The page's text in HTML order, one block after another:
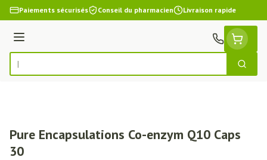
Aller au contenu
Paiements sécurisés Conseil du pharmacien Livraison rapide
Menu
Rechercher
Pure Encapsulations Co-enzym Q10 Caps
30